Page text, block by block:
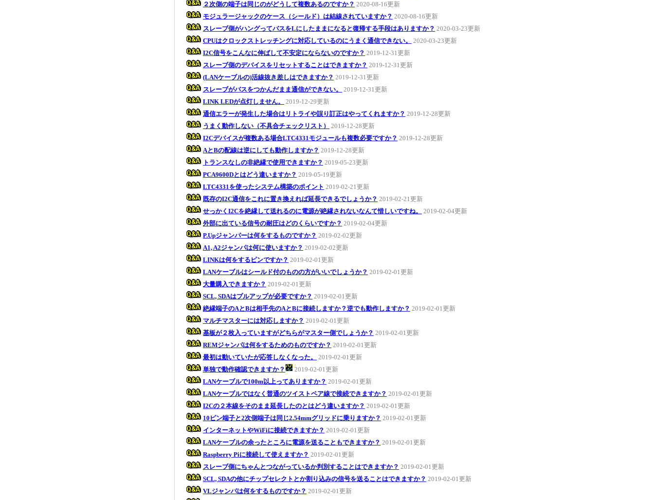
２次側の端子は同じのがどうして複数あるのですか？ 2020-08-16更新
モジュラージャックのケース（シールド）は結線されていますか？ 2020-08-16更新
スレーブ側がハングってバスをLにしたままになると復帰する手段はありますか？ 2020-03-23更新
CPUはクロックストレッチングに対応しているのにうまく通信できない。
2020-03-23更新
I2C信号をこんなに伸ばして不安定にならないのですか？ 2019-12-31更新
スレーブ側のデバイスをリセットすることはできますか？ 2019-12-31更新
(LANケーブルの)活線抜き差しはできますか？ 2019-12-31更新
スレーブがバスをつかんだまま通信ができない。
2019-12-31更新
LINK LEDが点灯しません。
2019-12-29更新
通信エラーが発生した場合はリトライや誤り訂正はやってくれますか？ 2019-12-28更新
うまく動作しない（不具合チェックリスト）
2019-12-28更新
I2Cデバイスが複数ある場合LTC4331モジュールも複数必要ですか？ 2019-12-28更新
AとBの配線は逆にしても動作しますか？ 2019-12-28更新
トランスなしの非絶縁で使用できますか？ 2019-05-23更新
PCA9600Dとはどう違いますか？ 2019-05-19更新
LTC4331を使ったシステム構築のポイント 2019-02-21更新
既存のI2C通信をこれに置き換えれば延長できるでしょうか？ 2019-02-21更新
せっかくI2Cを絶縁して送れるのに電源が絶縁されないなんて惜しいですね。
2019-02-04更新
外部に出ている信号の耐圧はどのくらいですか？ 2019-02-04更新
P.Upジャンパーは何をするものですか？ 2019-02-02更新
A1, A2ジャンパは何に使いますか？ 2019-02-02更新
LINKは何をするピンですか？ 2019-02-01更新
LANケーブルはシールド付のものの方がいいでしょうか？ 2019-02-01更新
大量購入できますか？ 2019-02-01更新
SCL, SDAはプルアップが必要ですか？ 2019-02-01更新
絶縁端子のAとBは相手先のAとBに接続しますか？逆でも動作しますか？ 2019-02-01更新
マルチマスターには対応しますか？ 2019-02-01更新
基板が２枚入っていますがどちらがマスター側でしょうか？ 2019-02-01更新
REMジャンパは何をするためのものですか？ 2019-02-01更新
最初は動いていたが応答しなくなった。
2019-02-01更新
単独で動作確認できますか？
2019-02-01更新
LANケーブルで100m以上ってありますか？ 2019-02-01更新
LANケーブルではなく普通のツイストペア線で接続できますか？ 2019-02-01更新
I2Cの２本線をそのまま延長したのとはどう違いますか？ 2019-02-01更新
10ピン端子と2次側端子は同じ2.54mmグリッドに乗りますか？ 2019-02-01更新
インターネットやWiFiに接続できますか？ 2019-02-01更新
LANケーブルの余ったところに電源を送ることもできますか？ 2019-02-01更新
Raspberry Piに接続して使えますか？ 2019-02-01更新
スレーブ側にちゃんとつながっているか判別することはできますか？ 2019-02-01更新
SCL, SDAの他にチップセレクトとか割り込みの信号を送ることはできますか？ 2019-02-01更新
VLジャンパは何をするものですか？ 2019-02-01更新